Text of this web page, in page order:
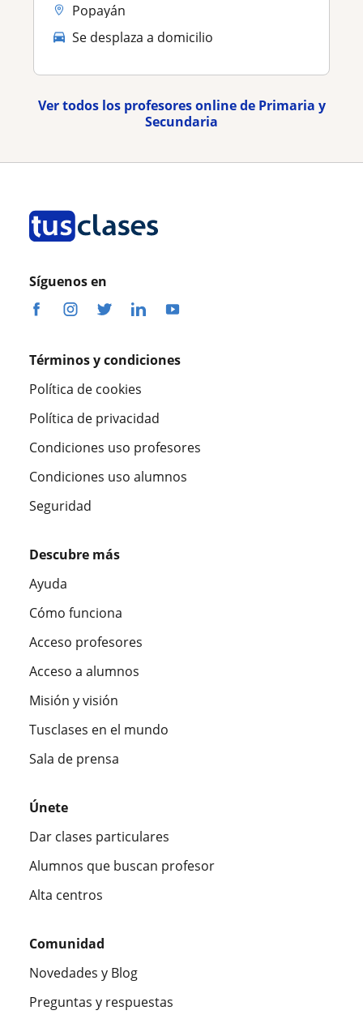
Popayán
Se desplaza a domicilio
Ver todos los profesores online de Primaria y
Secundaria
Síguenos en
Términos y condiciones
Política de cookies
Política de privacidad
Condiciones uso profesores
Condiciones uso alumnos
Seguridad
Descubre más
Ayuda
Cómo funciona
Acceso profesores
Acceso a alumnos
Misión y visión
Tusclases en el mundo
Sala de prensa
Únete
Dar clases particulares
Alumnos que buscan profesor
Alta centros
Comunidad
Novedades y Blog
Preguntas y respuestas